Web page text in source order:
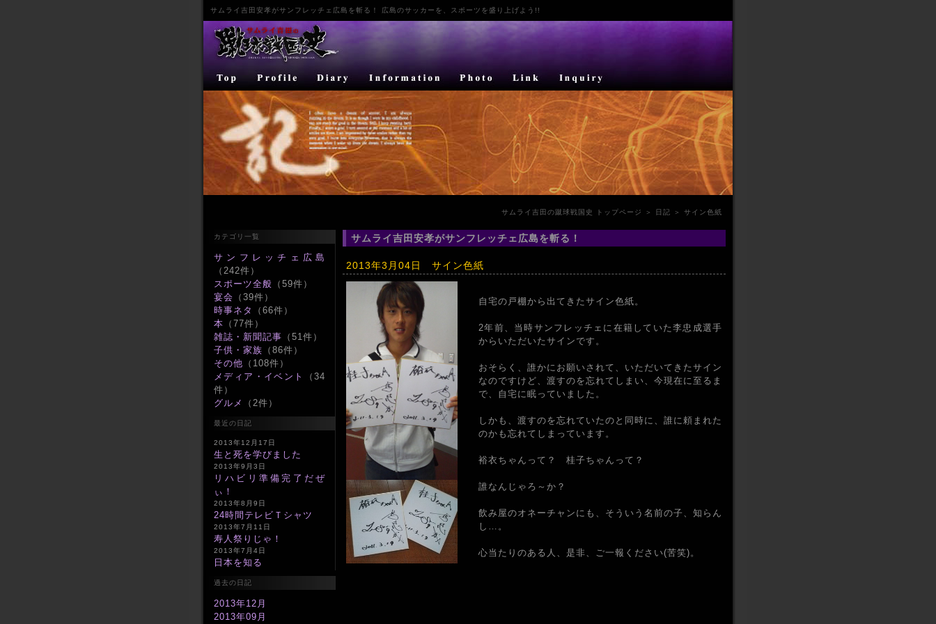
サムライ 吉田安孝がサンフレッチェ広島 を斬る！ 広島のサッカーを、スポーツを盛り上げよう!!
サムライ吉田の蹴球戦国史 トップページ ＞ 日記 ＞ サイン色紙
カテゴリ一覧
サンフレッチェ広島
（242件）
スポーツ全般 （59件）
宴会
（39件）
時事ネタ
（66件）
本 （77件）
雑誌・新聞記事 （51件）
子供・家族 （86件）
その他 （108件）
メディア・イベント
（34
件）
グルメ
（2件）
最近の日記
2013年12月17日
生と死を学びました
2013年9月3日
リハビリ準備完了だぜ
ぃ！
2013年8月9日
24時間テレビＴシャツ
2013年7月11日
寿人祭りじゃ！
2013年7月4日
日本を知る
過去の日記
2013年12月
2013年09月
サムライ吉田安孝がサンフレッチェ広島を斬る！
2013年3月04日 サイン色紙
自宅の戸棚から出てきたサイン色紙。
2年前、当時サンフレッチェに在籍していた李忠成選手
からいただいたサインです。
おそらく、誰かにお願いされて、いただいてきたサイン
なのですけど、渡すのを忘れてしまい、今現在に至るま
で、自宅に眠っていました。
しかも、渡すのを忘れていたのと同時に、誰に頼まれた
のかも忘れてしまっています。
裕衣ちゃんって？ 桂子ちゃんって？
誰なんじゃろ～か？
飲み屋のオネーチャンにも、そういう名前の子、知らん
し…。
心当たりのある人、是非、ご一報ください(苦笑)。